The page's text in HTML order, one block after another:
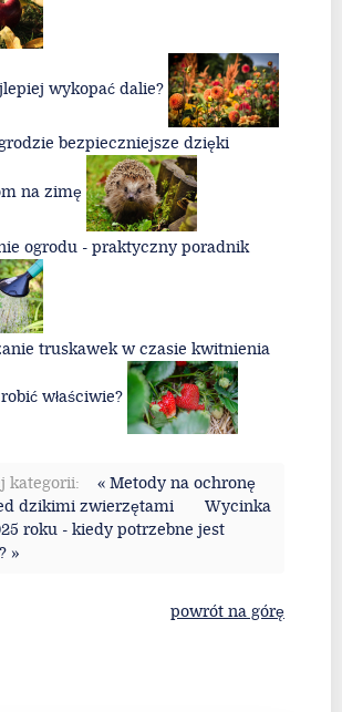
wykopać dalie?
bezpieczniejsze dzięki
na zimę
ogrodu - praktyczny poradnik
truskawek w czasie kwitnienia
właściwie?
kategorii:
« Metody na ochronę
dzikimi zwierzętami
Wycinka
roku - kiedy potrzebne jest
»
powrót na górę